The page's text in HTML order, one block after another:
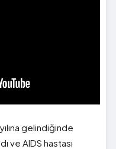
gelindiğinde
ve AIDS hastası